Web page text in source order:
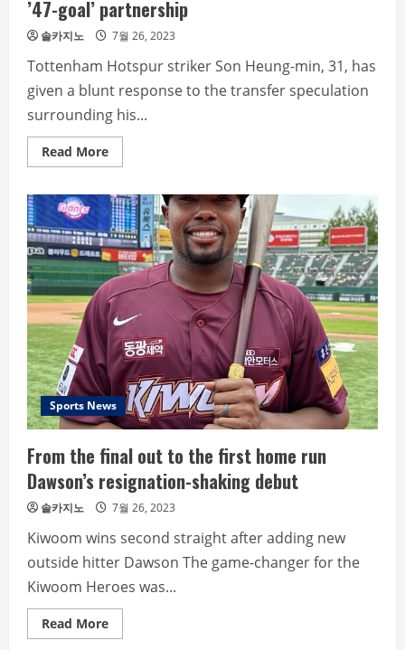
’47-goal’ partnership
솔카지노 7월 26, 2023
Tottenham Hotspur striker Son Heung-min, 31, has
given a blunt response to the transfer speculation
surrounding his...
Read MoreRead
more
Heung-
min
says
he
“respects
his
decision”
on
Kane
transfer
speculation
after
’47-
goal’
partnership
Sports News
From the final out to the first home run
Dawson’s resignation-shaking debut
솔카지노 7월 26, 2023
Kiwoom wins second straight after adding new
outside hitter Dawson The game-changer for the
Kiwoom Heroes was...
Read MoreRead
more